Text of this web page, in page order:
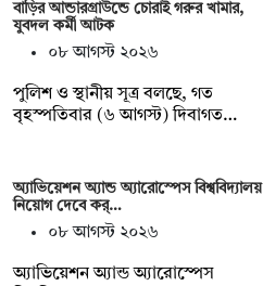
বাড়ির আন্ডারগ্রাউন্ডে চোরাই গরুর খামার,
যুবদল কর্মী আটক
০৮ আগস্ট ২০২৬
পুলিশ ও স্থানীয় সূত্র বলছে, গত
বৃহস্পতিবার (৬ আগস্ট) দিবাগত…
অ্যাভিয়েশন অ্যান্ড অ্যারোস্পেস বিশ্ববিদ্যালয়
নিয়োগ দেবে কর্…
০৮ আগস্ট ২০২৬
অ্যাভিয়েশন অ্যান্ড অ্যারোস্পেস